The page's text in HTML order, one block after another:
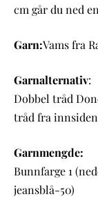
cm går du ned
Garn:Vams fra
Garnalternativ:
Dobbel tråd
tråd fra
Garnmengde:
Bunnfarge 1
jeansblå-50)